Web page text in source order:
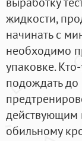
жидкости,
начинать с
необходимо
упаковке.
подождать
действующим
обильному